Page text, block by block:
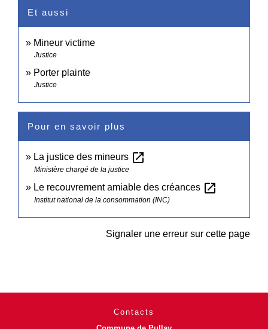
Et aussi
Mineur victime
Justice
Porter plainte
Justice
Pour en savoir plus
La justice des mineurs open_in_new
Ministère chargé de la justice
Le recouvrement amiable des créances open_in_new
Institut national de la consommation (INC)
Signaler une erreur sur cette page
Contacts